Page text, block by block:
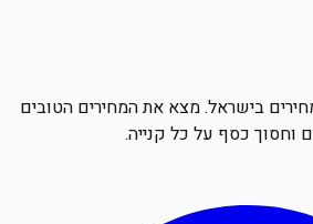
בישראל. מצא את המחירים הטובים
וחסוך כסף על כל קנייה.